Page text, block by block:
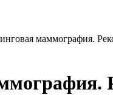
маммография.